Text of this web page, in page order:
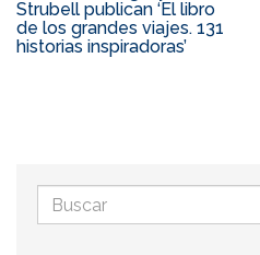
Strubell publican ‘El libro
de los grandes viajes. 131
historias inspiradoras’
Formulario
de